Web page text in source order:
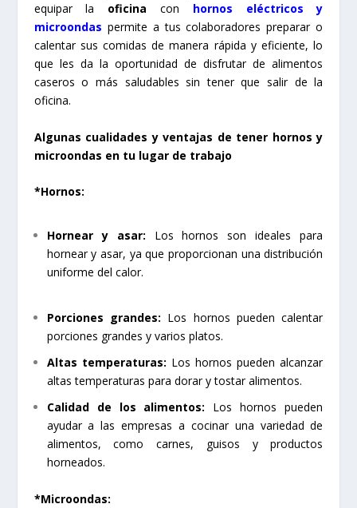
equipar la oficina con hornos eléctricos
y
microondas permite a tus colaboradores preparar o
calentar sus comidas de manera rápida y eficiente, lo
que les da la oportunidad de disfrutar de alimentos
caseros o más saludables sin tener que salir de la
oficina.
Algunas cualidades y ventajas de tener hornos y
microondas en tu lugar de trabajo
*Hornos:
Hornear y asar: Los hornos son ideales para
hornear y asar, ya que proporcionan una distribución
uniforme del calor.
Porciones grandes: Los hornos pueden calentar
porciones grandes y varios platos.
Altas temperaturas: Los hornos pueden alcanzar
altas temperaturas para dorar y tostar alimentos.
Calidad de los alimentos: Los hornos pueden
ayudar a las empresas a cocinar una variedad de
alimentos, como carnes, guisos y productos
horneados.
*Microondas: